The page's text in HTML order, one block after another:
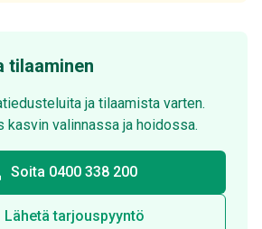
tilaaminen
ja tilaamista varten.
kasvin valinnassa ja hoidossa.
Soita 0400 338 200
Lähetä tarjouspyyntö